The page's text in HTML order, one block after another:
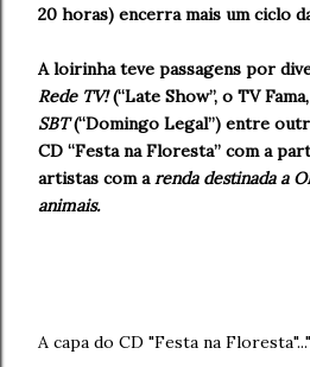
20 horas) encerra mais um ciclo
A loirinha teve passagens por
Rede TV!(“Late Show”, o TV
SBT(“Domingo Legal”) entre
CD “Festa na Floresta” com a
artistas com arenda destinada a
animais.
A capa do CD "Festa na